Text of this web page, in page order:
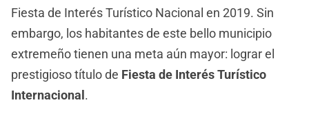
Fiesta de Interés Turístico Nacional en 2019. Sin
embargo, los habitantes de este bello municipio
extremeño tienen una meta aún mayor: lograr el
prestigioso título de Fiesta de Interés Turístico
Internacional.